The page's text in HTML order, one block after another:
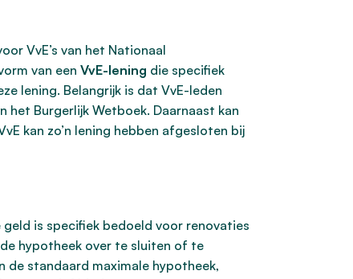
VvE’s van het Nationaal
van een VvE-lening die specifiek
lening. Belangrijk is dat VvE-leden
het Burgerlijk Wetboek. Daarnaast kan
kan zo’n lening hebben afgesloten bij
is specifiek bedoeld voor renovaties
hypotheek over te sluiten of te
de standaard maximale hypotheek,